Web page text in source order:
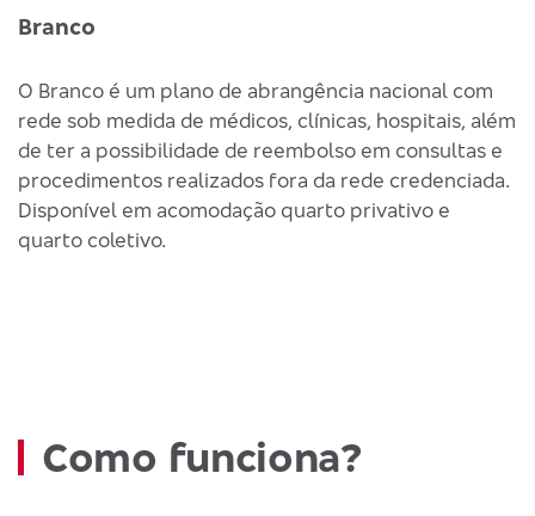
Branco
O Branco é um plano de abrangência nacional com
rede sob medida de médicos, clínicas, hospitais, além
de ter a possibilidade de reembolso em consultas e
procedimentos realizados fora da rede credenciada.
Disponível em acomodação quarto privativo e
quarto coletivo.
Como funciona?